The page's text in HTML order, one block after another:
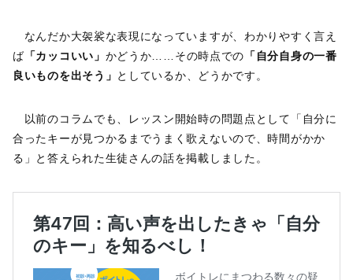
なんだか大袈裟な表現になっていますが、わかりやすく言え
ば「カッコいい」 かどうか……その時点での 「自分自身の一番
良いものを出そう」 としているか、どうかです。
以前のコラムでも、レッスン開始時の問題点として「自分に
合ったキーが見つかるまでうまく歌えないので、時間がかか
る」と答えられた生徒さんの話を掲載しました。